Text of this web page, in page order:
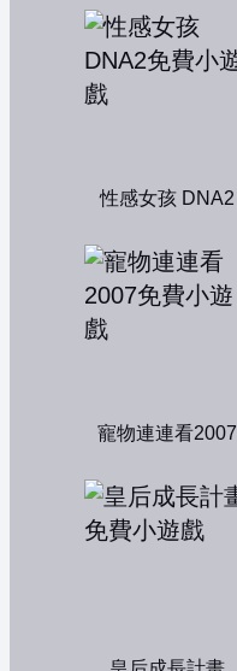
性感女孩 DNA2
寵物連連看2007